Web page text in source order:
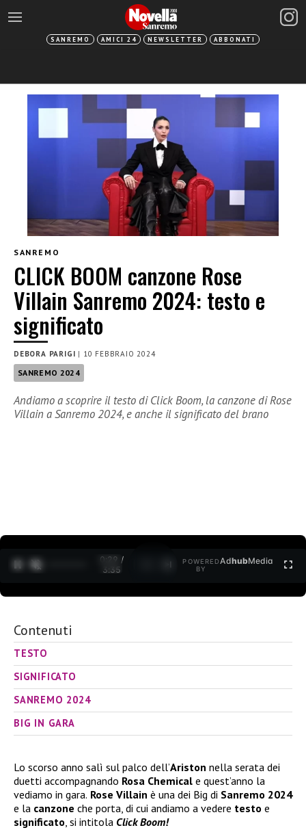
SANREMO AMICI 24 NEWSLETTER ABBONATI
SANREMO
CLICK BOOM canzone Rose
Villain Sanremo 2024: testo e
significato
DEBORA PARIGI | 10 FEBBRAIO 2024
SANREMO 2024
Andiamo a scoprire il testo di Click Boom, la canzone di Rose
Villain a Sanremo 2024, e anche il significato del brano
0:30 /
3:35
POWERED
BY
AdhubMedia
Contenuti
TESTO
SIGNIFICATO
SANREMO 2024
BIG IN GARA
Lo scorso anno salì sul palco dell’Ariston nella serata dei
duetti accompagnando Rosa Chemical e quest’anno la
vediamo in gara. Rose Villain è una dei Big di Sanremo 2024
e la canzone che porta, di cui andiamo a vedere testo e
significato, si intitola Click Boom!